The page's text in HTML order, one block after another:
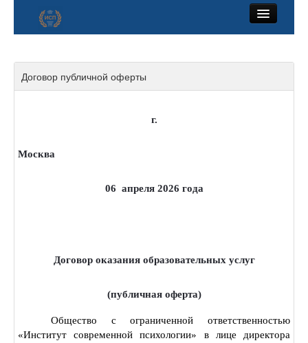
Договор публичной оферты
г.
06 апреля 2026 года
Договор оказания образовательных услуг
(публичная оферта)
Общество с ограниченной ответственностью
«Институт современной психологии» в лице директора